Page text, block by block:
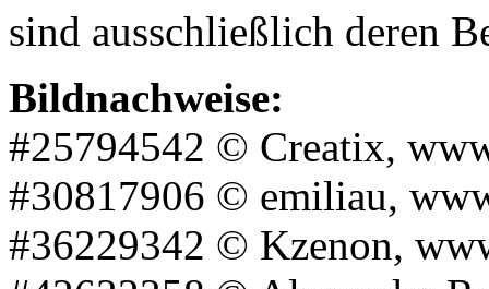
sind ausschließlich deren
Bildnachweise:
#25794542 © Creatix,
#30817906 © emiliau,
#36229342 © Kzenon,